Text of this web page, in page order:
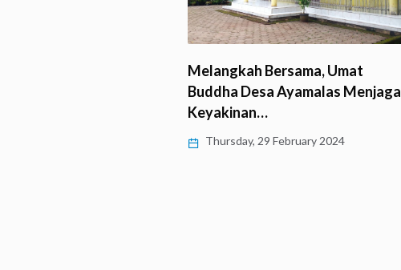
Melangkah Bersama, Umat
Buddha Desa Ayamalas Menjaga
Keyakinan…
Thursday, 29 February 2024